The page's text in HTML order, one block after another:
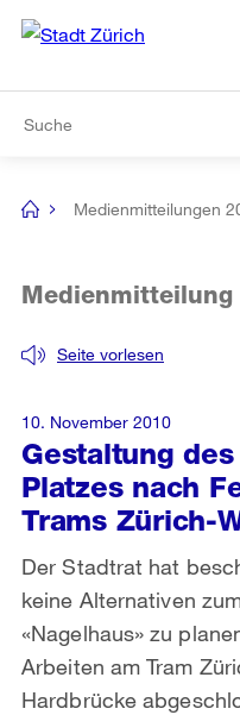
Navigation
[no
Medienmitteilungen
Gestaltung
Platzes nach
Trams Zürich-
Seite vorlesen
Medienmitteilung
Der Stadtrat hat
keine Alternativen
«Nagelhaus» zu
Arbeiten am Tram
Hardbrücke
10. November 2010